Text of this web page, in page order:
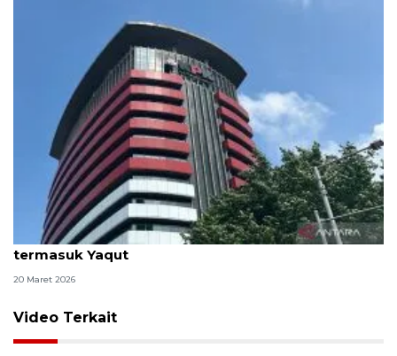
KPK fasilitasi 67 tahanan untuk salat Idul Fitri,
termasuk Yaqut
20 Maret 2026
Video Terkait